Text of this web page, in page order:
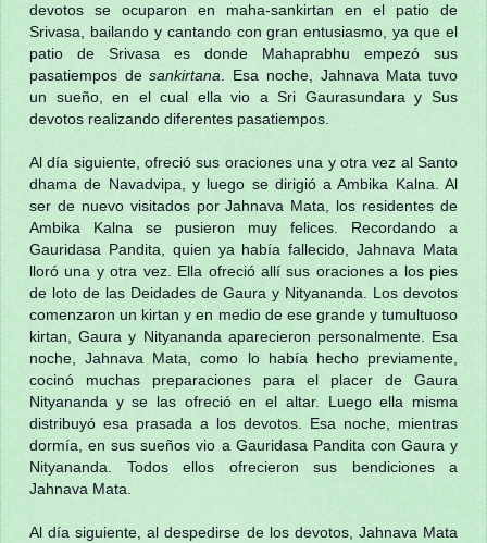
devotos se ocuparon en maha-sankirtan en el patio de
Srivasa, bailando y cantando con gran entusiasmo, ya que el
patio de Srivasa es donde Mahaprabhu empezó sus
pasatiempos desankirtana . Esa noche, Jahnava Mata tuvo
un sueño, en el cual ella vio a Sri Gaurasundara y Sus
devotos realizando diferentes pasatiempos.
Al día siguiente, ofreció sus oraciones una y otra vez al Santo
dhama de Navadvipa, y luego se dirigió a Ambika Kalna. Al
ser de nuevo visitados por Jahnava Mata, los residentes de
Ambika Kalna se pusieron muy felices. Recordando a
Gauridasa Pandita, quien ya había fallecido, Jahnava Mata
lloró una y otra vez. Ella ofreció allí sus oraciones a los pies
de loto de las Deidades de Gaura y Nityananda. Los devotos
comenzaron un kirtan y en medio de ese grande y tumultuoso
kirtan, Gaura y Nityananda aparecieron personalmente. Esa
noche, Jahnava Mata, como lo había hecho previamente,
cocinó muchas preparaciones para el placer de Gaura
Nityananda y se las ofreció en el altar. Luego ella misma
distribuyó esa prasada a los devotos. Esa noche, mientras
dormía, en sus sueños vio a Gauridasa Pandita con Gaura y
Nityananda. Todos ellos ofrecieron sus bendiciones a
Jahnava Mata.
Al día siguiente, al despedirse de los devotos, Jahnava Mata